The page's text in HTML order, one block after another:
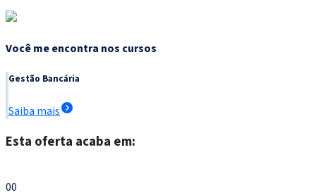
Você me encontra nos cursos
Gestão Bancária
Saiba mais
Esta oferta acaba em:
00